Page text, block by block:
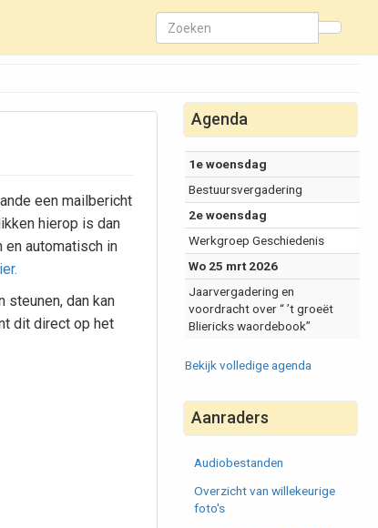
een mailbericht
hierop is dan
automatisch in
steunen, dan kan
dit direct op het
Agenda
1e woensdag
Bestuursvergadering
2e woensdag
Werkgroep Geschiedenis
Wo 25 mrt 2026
Jaarvergadering en
voordracht over “ ’t groeët
Bliericks waordebook”
Bekijk volledige agenda
Aanraders
Audiobestanden
Overzicht van willekeurige
foto's